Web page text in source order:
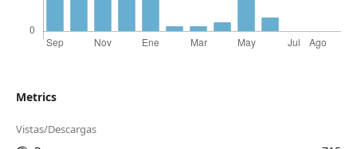
Metrics
Vistas/Descargas